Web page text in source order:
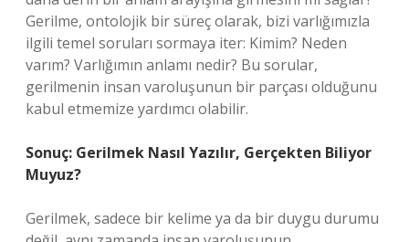
Gerilme, ontolojik bir süreç olarak, bizi varlığımızla
ilgili temel soruları sormaya iter: Kimim? Neden
varım? Varlığımın anlamı nedir? Bu sorular,
gerilmenin insan varoluşunun bir parçası olduğunu
kabul etmemize yardımcı olabilir.
Sonuç: Gerilmek Nasıl Yazılır, Gerçekten Biliyor
Muyuz?
Gerilmek, sadece bir kelime ya da bir duygu durumu